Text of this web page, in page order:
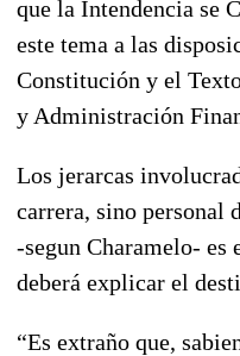
que la Intendencia se
este tema a las
Constitución y el
y Administración
Los jerarcas
carrera, sino personal
-segun Charamelo- es
deberá explicar el
“Es extraño que,